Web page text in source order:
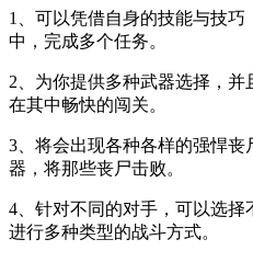
1、可以凭借自身的技能与技
中，完成多个任务。
2、为你提供多种武器选择，
在其中畅快的闯关。
3、将会出现各种各样的强悍
器，将那些丧尸击败。
4、针对不同的对手，可以选择
进行多种类型的战斗方式。